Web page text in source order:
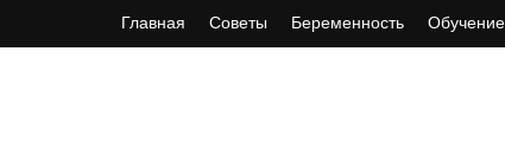
Главная Советы Беременность Обучение